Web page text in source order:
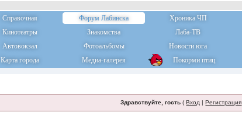
Справочная Форум Лабинска
Хроника ЧП
Кинотеатры Знакомства
Лаба-ТВ
Автовокзал Фотоальбомы
Новости юга
Карта города Медиа-галерея Покорми птиц
Здравствуйте, гость (Вход |Регистрация